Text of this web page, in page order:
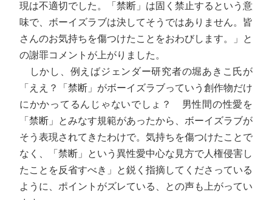
現は不適切でした。「禁断」は固く禁止するという意
味で、ボーイズラブは決してそうではありません。皆
さんのお気持ちを傷つけたことをおわびします。」と
の謝罪コメントが上がりました。
しかし、例えばジェンダー研究者の堀あきこ氏が
「ええ？「禁断」がボーイズラブっていう創作物だけ
にかかってるんじゃないでしょ？ 男性間の性愛を
「禁断」とみなす規範があったから、ボーイズラブが
そう表現されてきたわけで。気持ちを傷つけたことで
なく、「禁断」という異性愛中心な見方で人権侵害し
たことを反省すべき」と鋭く指摘してくださっている
ように、ポイントがズレている、との声も上がってい